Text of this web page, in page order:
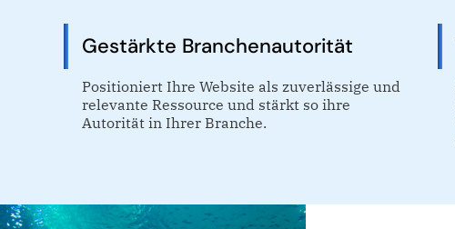
Gestärkte Branchenautorität
Positioniert Ihre Website als zuverlässige und
relevante Ressource und stärkt so ihre
Autorität in Ihrer Branche.